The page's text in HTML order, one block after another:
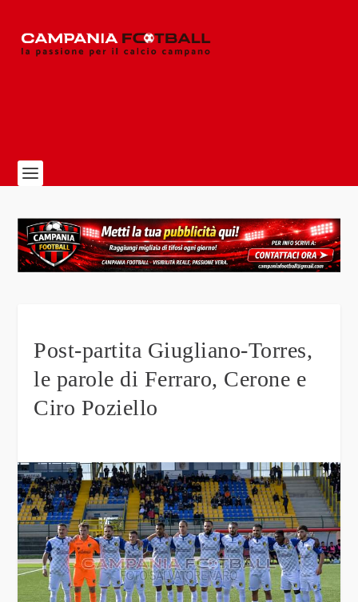
Post-partita Giugliano-Torres,
le parole di Ferraro, Cerone e
Ciro Poziello